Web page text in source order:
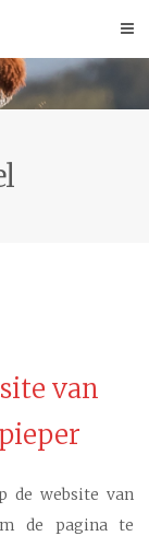
van
de website van
de pagina te